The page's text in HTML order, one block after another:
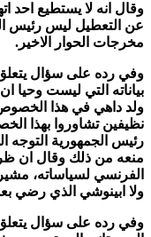
وقال انه لا يستطيع احد
عن التعطيل ليس رئيس
مخرجات الحوار الاخير.
وفي رده على سؤال يتعلق
بياناته التي ليست
ولد داهي في هذا
رئيس الجمهورية
منعه من ذلك وقال ان
الفرنسي لسياساته،
ولا ابينوشي الذي رضي
وفي رده على سؤال يتعلق